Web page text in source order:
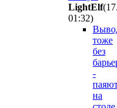
LightElf
01:32)
тоже
без
-
на